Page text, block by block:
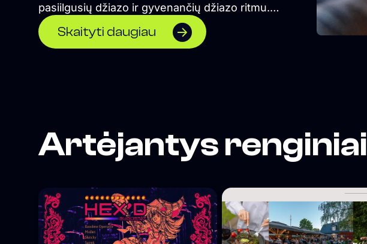
pasiilgusių džiazo ir gyvenančių džiazo ritmu.
</span>
Skaityti daugiau
Artėjantys renginiai